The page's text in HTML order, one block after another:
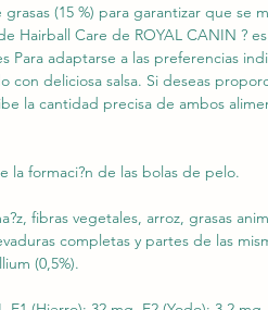
(15 %) para garantizar que se
Hairball Care de ROYAL CANIN ?
Para adaptarse a las preferencias
deliciosa salsa. Si deseas
la cantidad precisa de ambos
formaci?n de las bolas de pelo.
fibras vegetales, arroz, grasas
completas y partes de las
(0,5%).